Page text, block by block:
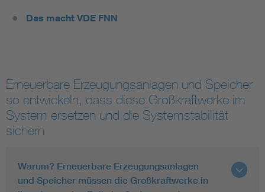
Das macht VDE FNN
Erneuerbare Erzeugungsanlagen und Speicher
so entwickeln, dass diese Großkraftwerke im
System ersetzen und die Systemstabilität
sichern
Warum? Erneuerbare Erzeugungsanlagen
und Speicher müssen die Großkraftwerke in